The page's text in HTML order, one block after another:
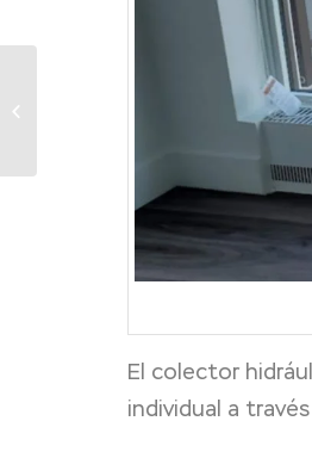
El colector
individual a